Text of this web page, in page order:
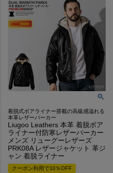
着脱式ボアライナー搭載の高級感溢れる
本革レザーパーカー
Liugoo Leathers 本革 着脱ボア
ライナー付防寒レザーパーカー
メンズ リューグーレザーズ
PRK08A レザージャケット 革ジ
ャン 着脱ライナー
クーポン利用で10％OFF